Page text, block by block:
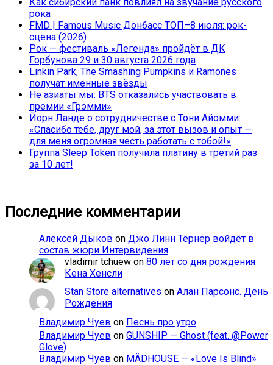
Как сибирский панк повлиял на звучание русского
рока
FMD | Famous Music Донбасс ТОП–8 июля: рок-
сцена (2026)
Рок — фестиваль «Легенда» пройдёт в ДК
Горбунова 29 и 30 августа 2026 года
Linkin Park, The Smashing Pumpkins и Ramones
получат именные звёзды
Не азиаты мы: BTS отказались участвовать в
премии «Грэмми»
Йорн Ланде о сотрудничестве с Тони Айомми:
«Спасибо тебе, друг мой, за этот вызов и опыт —
для меня огромная честь работать с тобой!»
Группа Sleep Token получила платину в третий раз
за 10 лет!
Последние комментарии
Алексей Дыков on Джо Линн Тёрнер войдёт в
состав жюри Интервидения
vladimir tchuew on 80 лет со дня рождения
Кена Хенсли
Stan Store alternatives on Алан Парсонс. День
Рождения
Владимир Чуев on Песнь про утро
Владимир Чуев on GUNSHIP — Ghost (feat. @Power
Glove)
Владимир Чуев on MÄDHOUSE — «Love Is Blind»